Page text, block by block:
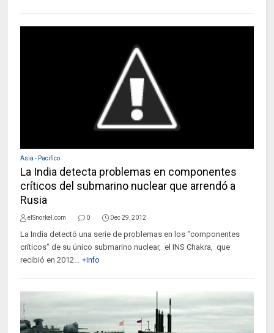
Asia - Pacifico
La India detecta problemas en componentes
críticos del submarino nuclear que arrendó a
Rusia
elSnorkel.com 0 Dec 29, 2012
La India detectó una serie de problemas en los “componentes
críticos” de su único submarino nuclear, el INS Chakra, que
recibió en 2012... +Info